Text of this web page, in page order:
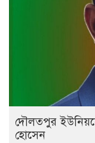
দৌলতপুর
হোসেন